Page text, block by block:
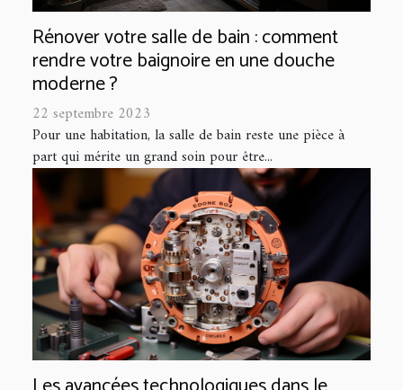
Rénover votre salle de bain : comment
rendre votre baignoire en une douche
moderne ?
22 septembre 2023
Pour une habitation, la salle de bain reste une pièce à
part qui mérite un grand soin pour être...